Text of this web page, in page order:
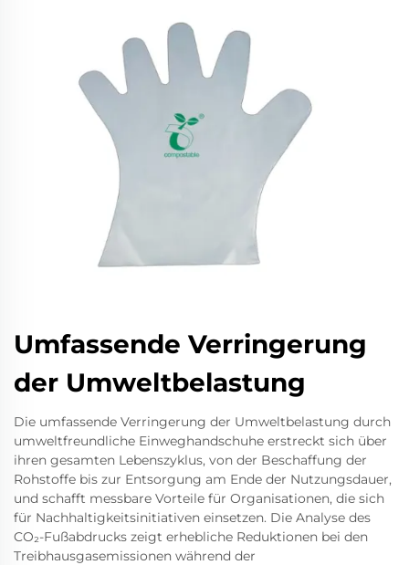
Umfassende Verringerung
der Umweltbelastung
Die umfassende Verringerung der Umweltbelastung durch
umweltfreundliche Einweghandschuhe erstreckt sich über
ihren gesamten Lebenszyklus, von der Beschaffung der
Rohstoffe bis zur Entsorgung am Ende der Nutzungsdauer,
und schafft messbare Vorteile für Organisationen, die sich
für Nachhaltigkeitsinitiativen einsetzen. Die Analyse des
CO₂-Fußabdrucks zeigt erhebliche Reduktionen bei den
Treibhausgasemissionen während der